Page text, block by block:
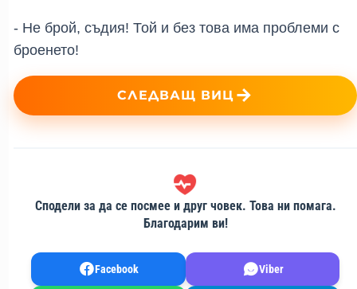
- Не брой, съдия! Той и без това има проблеми с
броенето!
СЛЕДВАЩ ВИЦ
Сподели за да се посмее и друг човек. Това ни помага.
Благодарим ви!
Facebook Viber